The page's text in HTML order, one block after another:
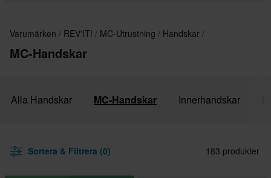
Varumärken REV'IT! MC-Utrustning Handskar
MC-Handskar
Alla Handskar MC-Handskar Innerhandskar
Sortera & Filtrera (0) 183 produkter